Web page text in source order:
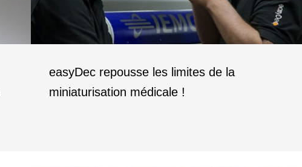
easyDec repousse les limites de la
miniaturisation médicale !